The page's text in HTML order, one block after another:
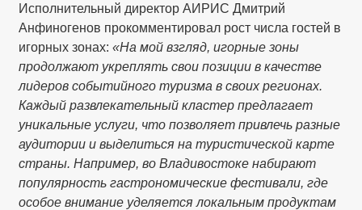
Исполнительный директор АИРИС Дмитрий
Анфиногенов прокомментировал рост числа гостей в
игорных зонах:«На мой взгляд, игорные зоны
продолжают укреплять свои позиции в качестве
лидеров событийного туризма в своих регионах.
Каждый развлекательный кластер предлагает
уникальные услуги, что позволяет привлечь разные
аудитории и выделиться на туристической карте
страны. Например, во Владивостоке набирают
популярность гастрономические фестивали, где
особое внимание уделяется локальным продуктам